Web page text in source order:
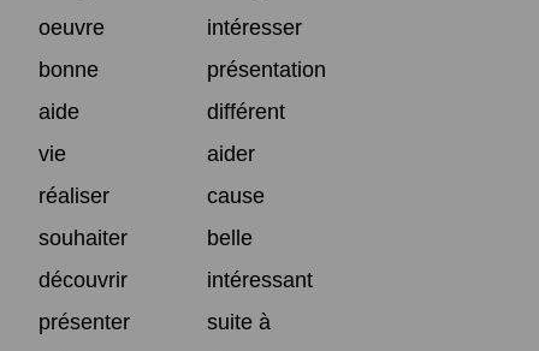
oeuvre
intéresser
bonne
présentation
aide
différent
vie
aider
réaliser
cause
souhaiter
belle
découvrir
intéressant
présenter
suite à